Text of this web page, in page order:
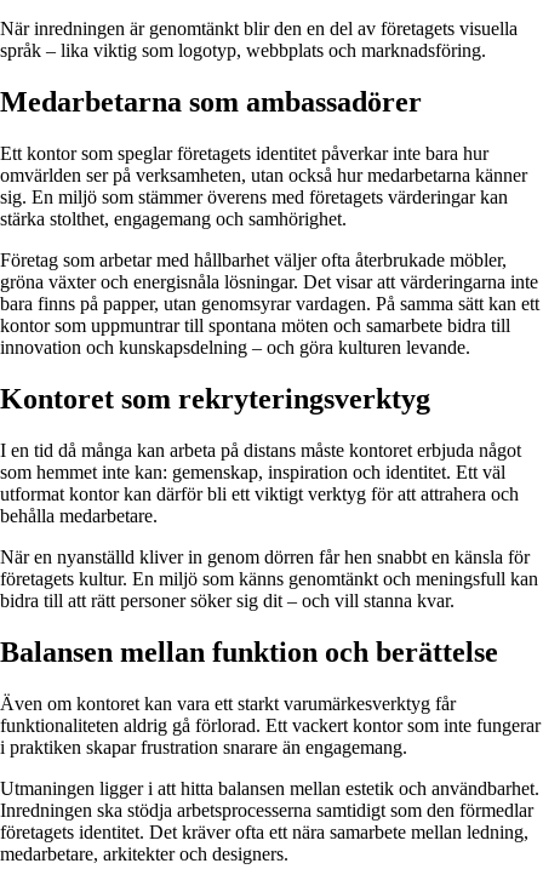
När inredningen är genomtänkt blir den en del av företagets visuella
språk – lika viktig som logotyp, webbplats och marknadsföring.
Medarbetarna som ambassadörer
Ett kontor som speglar företagets identitet påverkar inte bara hur
omvärlden ser på verksamheten, utan också hur medarbetarna känner
sig. En miljö som stämmer överens med företagets värderingar kan
stärka stolthet, engagemang och samhörighet.
Företag som arbetar med hållbarhet väljer ofta återbrukade möbler,
gröna växter och energisnåla lösningar. Det visar att värderingarna inte
bara finns på papper, utan genomsyrar vardagen. På samma sätt kan ett
kontor som uppmuntrar till spontana möten och samarbete bidra till
innovation och kunskapsdelning – och göra kulturen levande.
Kontoret som rekryteringsverktyg
I en tid då många kan arbeta på distans måste kontoret erbjuda något
som hemmet inte kan: gemenskap, inspiration och identitet. Ett väl
utformat kontor kan därför bli ett viktigt verktyg för att attrahera och
behålla medarbetare.
När en nyanställd kliver in genom dörren får hen snabbt en känsla för
företagets kultur. En miljö som känns genomtänkt och meningsfull kan
bidra till att rätt personer söker sig dit – och vill stanna kvar.
Balansen mellan funktion och berättelse
Även om kontoret kan vara ett starkt varumärkesverktyg får
funktionaliteten aldrig gå förlorad. Ett vackert kontor som inte fungerar
i praktiken skapar frustration snarare än engagemang.
Utmaningen ligger i att hitta balansen mellan estetik och användbarhet.
Inredningen ska stödja arbetsprocesserna samtidigt som den förmedlar
företagets identitet. Det kräver ofta ett nära samarbete mellan ledning,
medarbetare, arkitekter och designers.